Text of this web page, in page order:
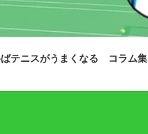
テニスがうまくなる コラム集